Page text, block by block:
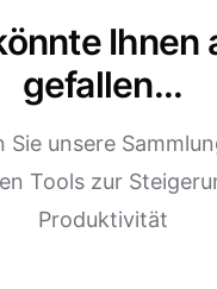
Ihnen
gefallen...
Sie unsere
Tools zur
Produktivität